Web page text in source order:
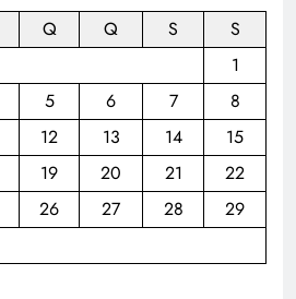
Q Q S
S
1
5 6 7
8
12 13 14
15
19 20 21
22
26 27 28
29